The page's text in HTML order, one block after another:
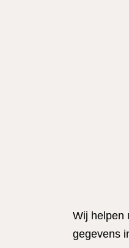
Wij helpen
gegevens